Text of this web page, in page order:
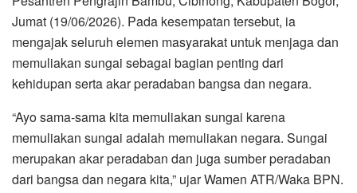
Jumat (19/06/2026). Pada kesempatan tersebut, ia
mengajak seluruh elemen masyarakat untuk menjaga dan
memuliakan sungai sebagai bagian penting dari
kehidupan serta akar peradaban bangsa dan negara.
“Ayo sama-sama kita memuliakan sungai karena
memuliakan sungai adalah memuliakan negara. Sungai
merupakan akar peradaban dan juga sumber peradaban
dari bangsa dan negara kita,” ujar Wamen ATR/Waka BPN.